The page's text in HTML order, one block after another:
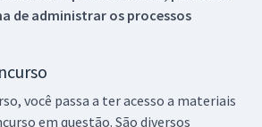
de administrar os processos
você passa a ter acesso a materiais
em questão. São diversos